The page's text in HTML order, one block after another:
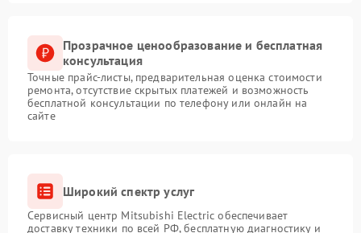
Прозрачное ценообразование и бесплатная
консультация
Точные прайс-листы, предварительная оценка стоимости
ремонта, отсутствие скрытых платежей и возможность
бесплатной консультации по телефону или онлайн на
сайте
Широкий спектр услуг
Сервисный центр Mitsubishi Electric обеспечивает
доставку техники по всей РФ, бесплатную диагностику и